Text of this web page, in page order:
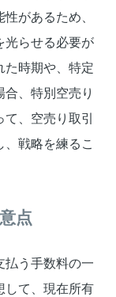
があるため、
光らせる必要が
た時期や、特定
、特別空売り
、空売り取引
戦略を練るこ
点
払う手数料の一
して、現在所有